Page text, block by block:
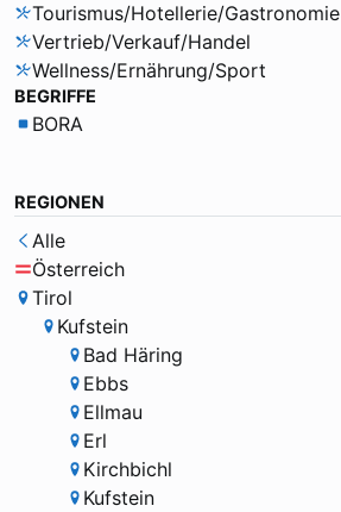
Tourismus/Hotellerie/Gastronomie
Vertrieb/Verkauf/Handel
Wellness/Ernährung/Sport
BEGRIFFE
BORA
REGIONEN
Alle
Österreich
Tirol
Kufstein
Bad Häring
Ebbs
Ellmau
Erl
Kirchbichl
Kufstein